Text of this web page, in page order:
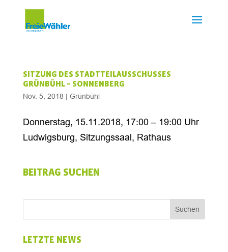
SITZUNG DES STADTTEILAUSSCHUSSES
GRÜNBÜHL – SONNENBERG
Nov. 5, 2018 | Grünbühl
Donnerstag, 15.11.2018, 17:00 – 19:00 Uhr
Ludwigsburg, Sitzungssaal, Rathaus
BEITRAG SUCHEN
LETZTE NEWS